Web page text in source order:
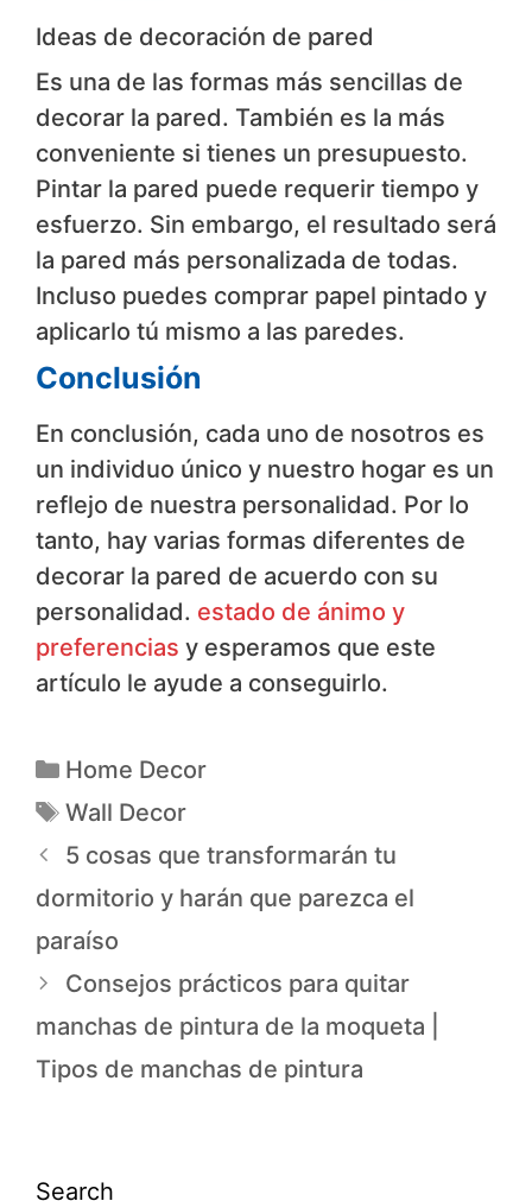
Ideas de decoración de pared
Es una de las formas más sencillas de
decorar la pared. También es la más
conveniente si tienes un presupuesto.
Pintar la pared puede requerir tiempo y
esfuerzo. Sin embargo, el resultado será
la pared más personalizada de todas.
Incluso puedes comprar papel pintado y
aplicarlo tú mismo a las paredes.
Conclusión
En conclusión, cada uno de nosotros es
un individuo único y nuestro hogar es un
reflejo de nuestra personalidad. Por lo
tanto, hay varias formas diferentes de
decorar la pared de acuerdo con su
personalidad. estado de ánimo y
preferencias y esperamos que este
artículo le ayude a conseguirlo.
Home Decor
Wall Decor
5 cosas que transformarán tu
dormitorio y harán que parezca el
paraíso
Consejos prácticos para quitar
manchas de pintura de la moqueta |
Tipos de manchas de pintura
Search